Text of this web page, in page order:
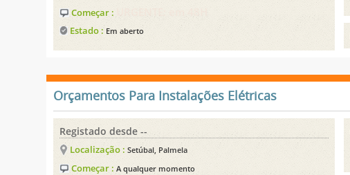
Começar :
Estado : Em aberto
Orçamentos Para Instalações Elétricas
Registado desde --
Localização :Setúbal, Palmela
Começar :A qualquer momento